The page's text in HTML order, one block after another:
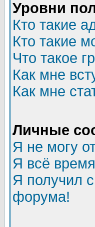
Уровни
Кто такие
Кто такие
Что такое
Как мне
Как мне
Личные
Я не могу
Я всё
Я получил
форума!